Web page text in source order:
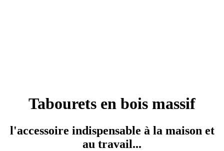
Tabourets en bois massif
l'accessoire indispensable à la maison et
au travail...